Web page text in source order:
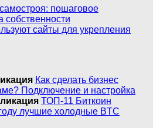
пошаговое
сайты для укрепления
Как сделать бизнес
Подключение и настройка
ТОП-11 Биткоин
лучшие холодные BTC